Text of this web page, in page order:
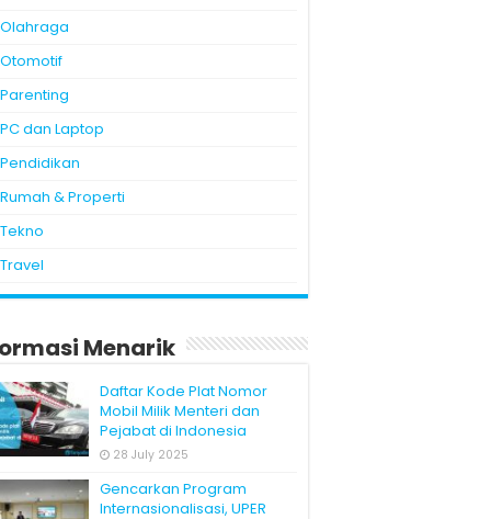
Olahraga
Otomotif
Parenting
PC dan Laptop
Pendidikan
Rumah & Properti
Tekno
Travel
Menarik
Daftar Kode Plat Nomor
Mobil Milik Menteri dan
Pejabat di Indonesia
28 July 2025
Gencarkan Program
Internasionalisasi, UPER